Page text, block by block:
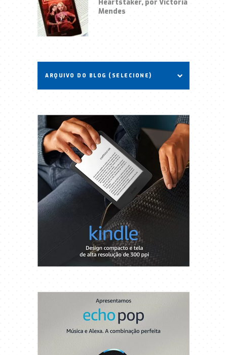
Heartstaker, por Victoria
Mendes
ARQUIVO DO BLOG (SELECIONE)